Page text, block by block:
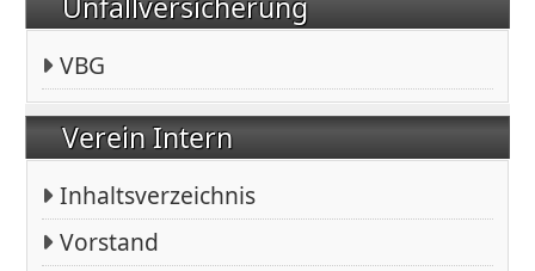
VBG
Verein Intern
Inhaltsverzeichnis
Vorstand